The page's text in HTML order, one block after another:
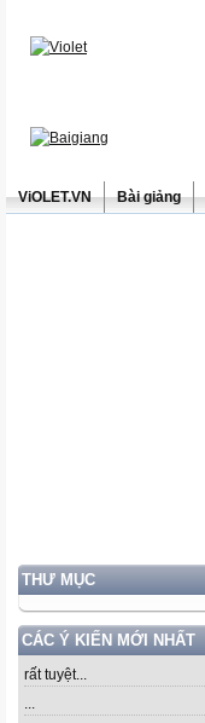
ViOLET.VN Bài giảng
THƯ MỤC
CÁC Ý KIẾN MỚI NHẤT
rất tuyệt...
...